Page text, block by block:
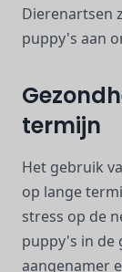
Dierenartsen
puppy's aan
termijn
Het gebruik
op lange
stress op de
puppy's in de
aangenamer